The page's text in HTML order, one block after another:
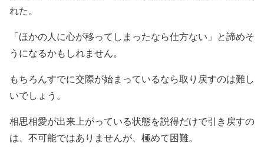
れた。
「ほかの人に心が移ってしまったなら仕方ない」と諦めそ
うになるかもしれません。
もちろんすでに交際が始まっているなら取り戻すのは難し
いでしょう。
相思相愛が出来上がっている状態を説得だけで引き戻すの
は、不可能ではありませんが、極めて困難。